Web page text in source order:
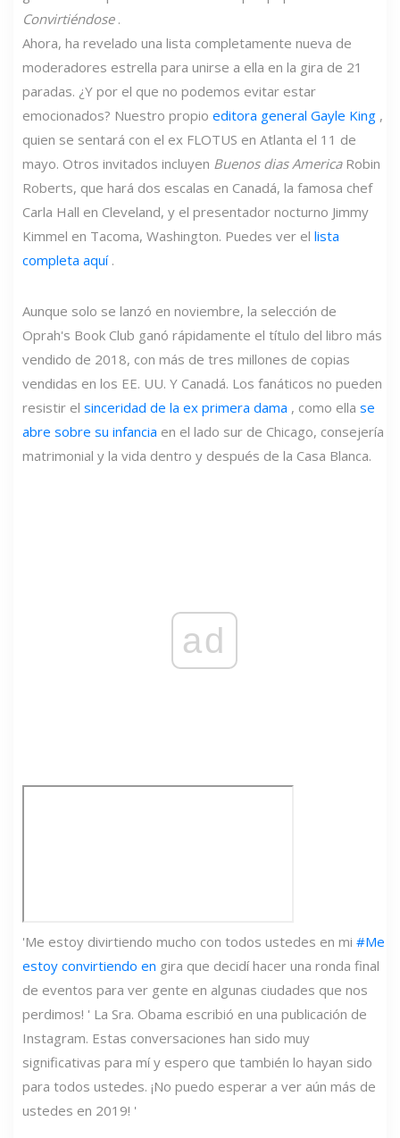
Convirtiéndose.
Ahora, ha revelado una lista completamente nueva de
moderadores estrella para unirse a ella en la gira de 21
paradas. ¿Y por el que no podemos evitar estar
emocionados? Nuestro propio editora general Gayle King ,
quien se sentará con el ex FLOTUS en Atlanta el 11 de
mayo. Otros invitados incluyen Buenos dias AmericaRobin
Roberts, que hará dos escalas en Canadá, la famosa chef
Carla Hall en Cleveland, y el presentador nocturno Jimmy
Kimmel en Tacoma, Washington. Puedes ver el lista
completa aquí.
Aunque solo se lanzó en noviembre, la selección de
Oprah's Book Club ganó rápidamente el título del libro más
vendido de 2018, con más de tres millones de copias
vendidas en los EE. UU. Y Canadá. Los fanáticos no pueden
resistir el sinceridad de la ex primera dama , como ella se
abre sobre su infancia en el lado sur de Chicago, consejería
matrimonial y la vida dentro y después de la Casa Blanca.
ad
'Me estoy divirtiendo mucho con todos ustedes en mi #Me
estoy convirtiendo en gira que decidí hacer una ronda final
de eventos para ver gente en algunas ciudades que nos
perdimos! ' La Sra. Obama escribió en una publicación de
Instagram. Estas conversaciones han sido muy
significativas para mí y espero que también lo hayan sido
para todos ustedes. ¡No puedo esperar a ver aún más de
ustedes en 2019! '